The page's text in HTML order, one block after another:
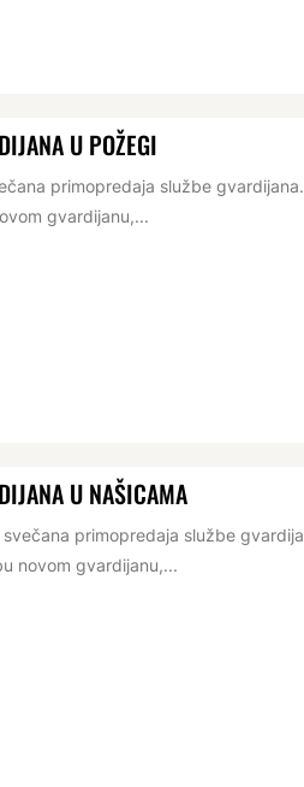
U POŽEGI
primopredaja službe
gvardijanu,...
U NAŠICAMA
primopredaja službe
novom gvardijanu,...